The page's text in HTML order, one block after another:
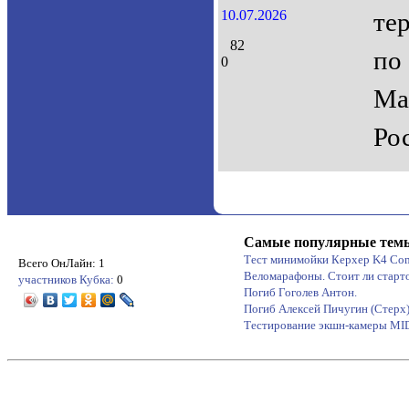
10.07.2026
82
0
Всего ОнЛайн: 1
участников Кубка: 0
Самые популярные
Тест минимойки Керхер K4
Веломарафоны. Стоит ли
Погиб Гоголев Антон.
Погиб Алексей Пичугин (Стерх)
Тестирование экшн-камеры